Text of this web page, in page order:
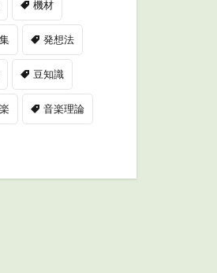
機材
発想法
豆知識
音楽理論